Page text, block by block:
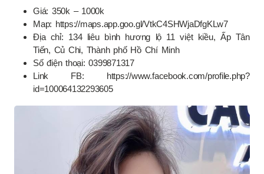
Giá: 350k – 1000k
Map: https://maps.app.goo.gl/VtkC4SHWjaDfgKLw7
Địa chỉ: 134 liêu bình hương lộ 11 việt kiều, Ấp Tân
Tiến, Củ Chi, Thành phố Hồ Chí Minh
Số điện thoại: 0399871317
Link FB: https://www.facebook.com/profile.php?
id=100064132293605